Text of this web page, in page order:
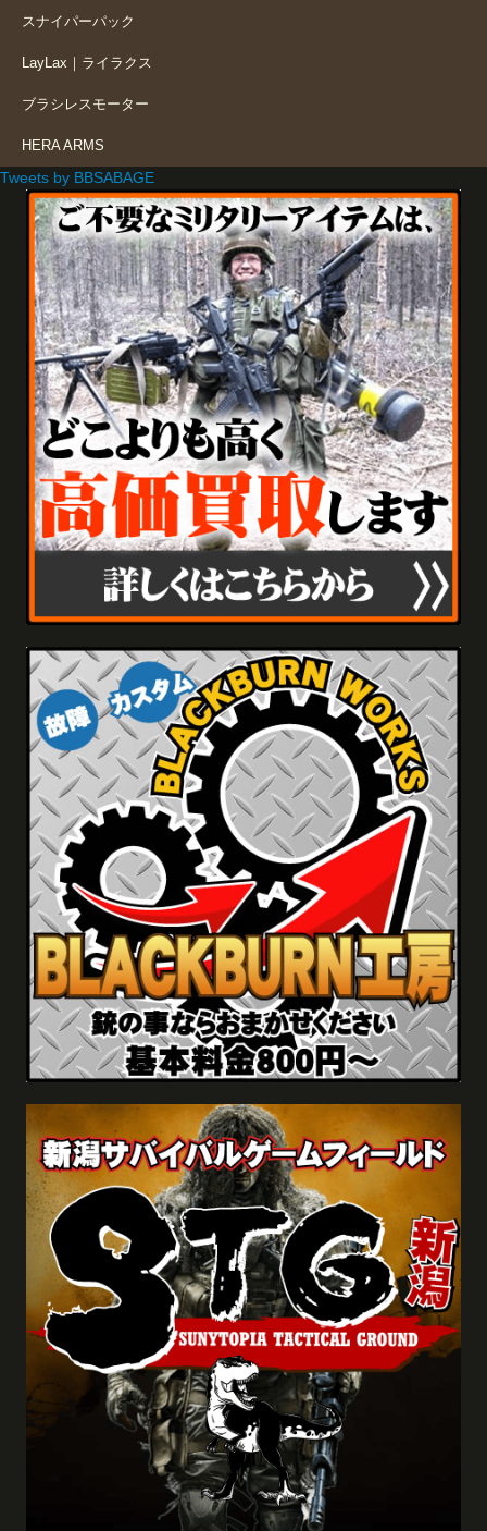
スナイパーパック
LayLax｜ライラクス
ブラシレスモーター
HERA ARMS
Tweets by BBSABAGE